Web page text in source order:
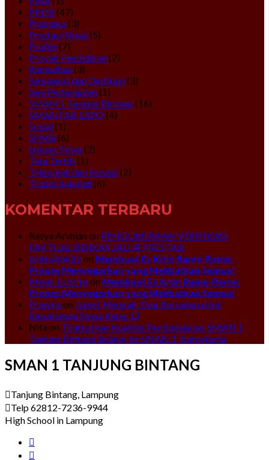
PPDB (47)
Pramuka(3)
Prestasi Siswa(5)
Profile(7)
Proyek Pendidikan(2)
Ramadhan(3)
Semangat dan Dedikasi(3)
Seni Pertunjukan(1)
SMAN 1 Tanjung Bintang(16)
SMANTAB EXPO(4)
Sosial(1)
SPMB (6)
Sukses Siswa(2)
Tata Tertib (1)
Teknologi dan Inovasi(2)
Tradisi Sekolah(6)
KOMENTAR TERBARU
Rasya Arvhian on PENGUMUMAN VERIFIKASI
FAKTUAL BERKAS JALUR PRESTASI
jonikaitokitzon Membuat Es Krim Rame-Rame:
Proses Menyegarkan yang Melibatkan Semua!
Mesin Es Krimon Membuat Es Krim Rame-Rame:
Proses Menyegarkan yang Melibatkan Semua!
Prawiraon Jumat Mengaji: Doa Bersama untuk
Kesuksesan Siswa Kelas 12
Nita on Tingkatkan Kualitas Pembelajaran, SMAN 1
Tanjung Bintang Belajar ke SMAN 1 Yogyakarta
SMAN 1 TANJUNG BINTANG
Tanjung Bintang, Lampung
Telp 62812-7236-9944
High School in Lampung